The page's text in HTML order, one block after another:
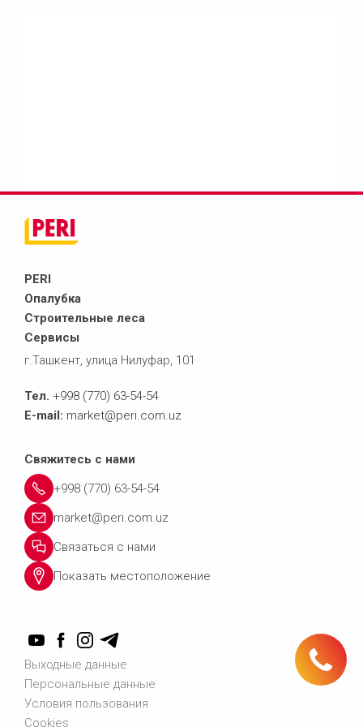
Тел.: +998 (770) 63-54-54
PERI
Опалубка
Строительные леса
Сервисы
г.Ташкент, улица Нилуфар, 101
Тел. +998 (770) 63-54-54
E-mail: market@peri.com.uz
Свяжитесь с нами
+998 (770) 63-54-54
market@peri.com.uz
Связаться с нами
Показать местоположение
Выходные данные
Персональные данные
Условия пользования
Cookies